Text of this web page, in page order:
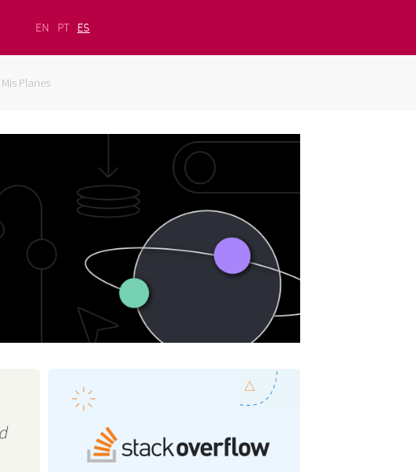
EN PT ES
Mis Planes